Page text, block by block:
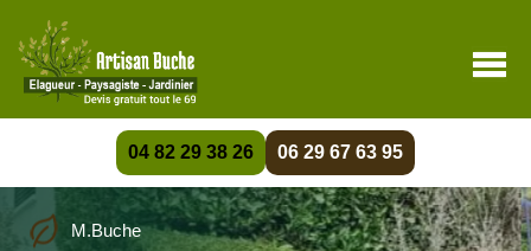
04 82 29 38 26 06 29 67 63 95
M.Buche